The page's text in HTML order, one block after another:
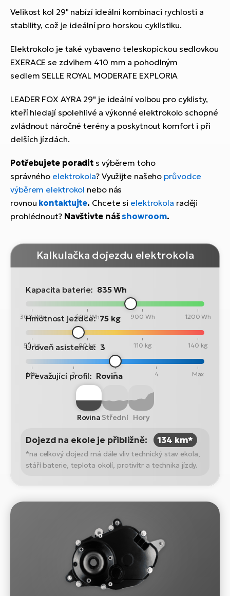
Velikost kol 29" nabízí ideální kombinaci rychlosti a
stability, což je ideální pro horskou cyklistiku.
Elektrokolo je také vybaveno teleskopickou sedlovkou
EXERACE se zdvihem 410 mm a pohodlným
sedlem SELLE ROYAL MODERATE EXPLORIA
LEADER FOX AYRA 29" je ideální volbou pro cyklisty,
kteří hledají spolehlivé a výkonné elektrokolo schopné
zvládnout náročné terény a poskytnout komfort i při
delších jízdách.
Potřebujete poradit s výběrem toho
správného elektrokola? Využijte našeho průvodce
výběrem elektrokol nebo nás
rovnou kontaktujte. Chcete si elektrokola raději
prohlédnout? Navštivte nášshowroom.
Kalkulačka dojezdu elektrokola
Kapacita baterie: 835 Wh
300 Wh 600 Wh 900 Wh 1200 Wh
Hmotnost jezdce: 75 kg
50 kg 80 kg 110 kg 140 kg
Úroveň asistence: 3
Min 2 3 4 Max
Převažující profil: Rovina
Rovina Střední Hory
Dojezd na ekole je přibližně: 134 km*
*na celkový dojezd má dále vliv technický stav ekola,
stáří baterie, teplota okolí, protivítr a technika jízdy.